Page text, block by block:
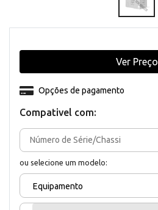
Compativel com:
ou selecione um modelo:
Equipamento
Opções de pagamento
Ver Preço